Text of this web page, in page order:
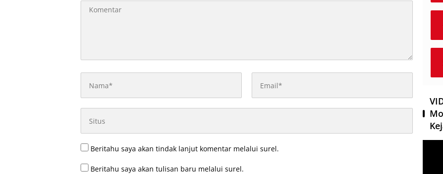
Beritahu saya akan tindak lanjut komentar melalui surel.
Beritahu saya akan tulisan baru melalui surel.